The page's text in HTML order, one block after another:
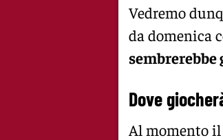
Vedremo
da domenica
sembrerebbe
Dove
Al momento